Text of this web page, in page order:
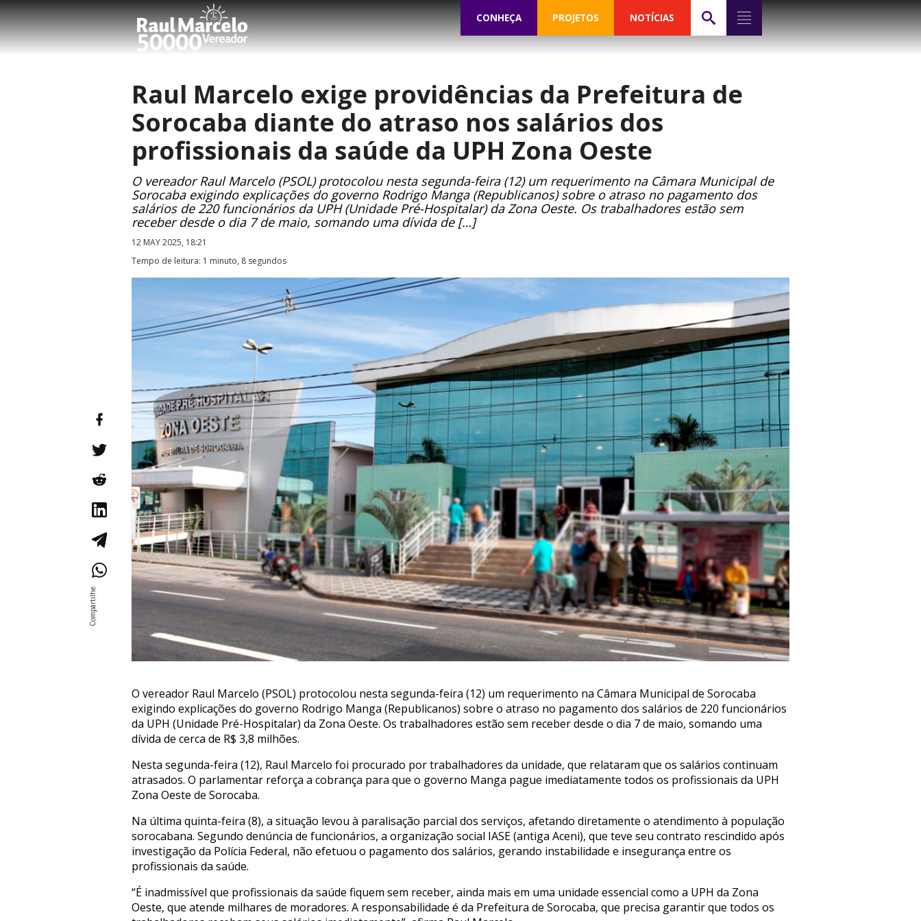
CONHEÇA PROJETOS NOTÍCIAS
Raul Marcelo exige providências da Prefeitura de
Sorocaba diante do atraso nos salários dos
profissionais da saúde da UPH Zona Oeste
O vereador Raul Marcelo (PSOL) protocolou nesta segunda-feira (12) um requerimento na Câmara Municipal de
Sorocaba exigindo explicações do governo Rodrigo Manga (Republicanos) sobre o atraso no pagamento dos
salários de 220 funcionários da UPH (Unidade Pré-Hospitalar) da Zona Oeste. Os trabalhadores estão sem
receber desde o dia 7 de maio, somando uma dívida de […]
12 MAY 2025, 18:21
Tempo de leitura: 1 minuto, 8 segundos
O vereador Raul Marcelo (PSOL) protocolou nesta segunda-feira (12) um requerimento na Câmara Municipal de Sorocaba
exigindo explicações do governo Rodrigo Manga (Republicanos) sobre o atraso no pagamento dos salários de 220 funcionários
da UPH (Unidade Pré-Hospitalar) da Zona Oeste. Os trabalhadores estão sem receber desde o dia 7 de maio, somando uma
dívida de cerca de R$ 3,8 milhões.
Nesta segunda-feira (12), Raul Marcelo foi procurado por trabalhadores da unidade, que relataram que os salários continuam
atrasados. O parlamentar reforça a cobrança para que o governo Manga pague imediatamente todos os profissionais da UPH
Zona Oeste de Sorocaba.
Na última quinta-feira (8), a situação levou à paralisação parcial dos serviços, afetando diretamente o atendimento à população
sorocabana. Segundo denúncia de funcionários, a organização social IASE (antiga Aceni), que teve seu contrato rescindido após
investigação da Polícia Federal, não efetuou o pagamento dos salários, gerando instabilidade e insegurança entre os
profissionais da saúde.
“É inadmissível que profissionais da saúde fiquem sem receber, ainda mais em uma unidade essencial como a UPH da Zona
Oeste, que atende milhares de moradores. A responsabilidade é da Prefeitura de Sorocaba, que precisa garantir que todos os